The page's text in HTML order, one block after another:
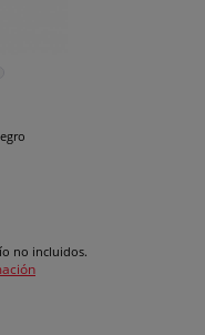
no incluidos.